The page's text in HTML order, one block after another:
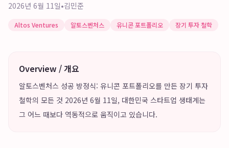
2026년 6월 11일•김민준
Altos Ventures 알토스벤처스 유니콘 포트폴리오 장기 투자 철학
Overview / 개요
알토스벤처스 성공 방정식: 유니콘 포트폴리오를 만든 장기 투자
철학의 모든 것 2026년 6월 11일, 대한민국 스타트업 생태계는
그 어느 때보다 역동적으로 움직이고 있습니다.